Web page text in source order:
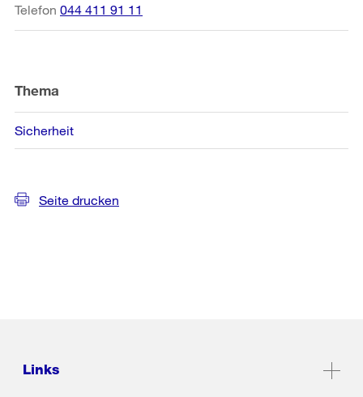
Telefon 044 411 91 11
Thema
Sicherheit
Seite drucken
Links